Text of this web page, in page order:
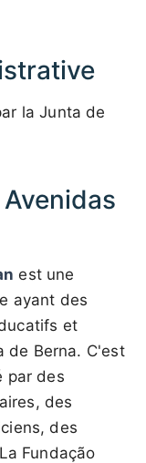
la Junta de
est une
ayant des
et
de Berna. C'est
par des
des
des
Fundação